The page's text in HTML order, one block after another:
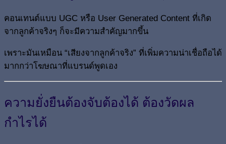
คอนเทนต์แบบ UGC หรือ User Generated Content ที่เกิด
จากลูกค้าจริงๆ ก็จะมีความสำคัญมากขึ้น
เพราะมันเหมือน “เสียงจากลูกค้าจริง” ที่เพิ่มความน่าเชื่อถือได้
มากกว่าโฆษณาที่แบรนด์พูดเอง
ความยั่งยืนต้องจับต้องได้ ต้องวัดผล
กำไรได้